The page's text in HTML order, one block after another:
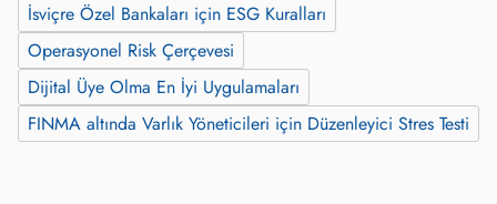
İsviçre Özel Bankaları için ESG Kuralları
Operasyonel Risk Çerçevesi
Dijital Üye Olma En İyi Uygulamaları
FINMA altında Varlık Yöneticileri için Düzenleyici Stres Testi